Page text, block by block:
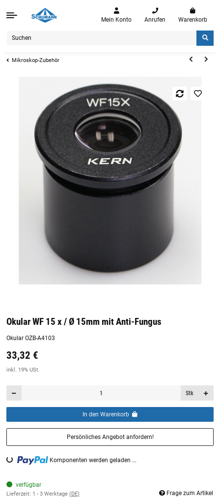
Mein Konto Anrufen Warenkorb
Mikroskop-Zubehör
Okular WF 15 x / Ø 15mm mit Anti-Fungus
Okular OZB-A4103
Preis:19,44 €
33,32 €
inkl. 19% USt.
Stk
In den Warenkorb
Persönliches Angebot anfordern!
Loading... Komponenten werden geladen ...
verfügbar
Lieferzeit: 1 - 3 Werktage (DE) Frage zum Artikel